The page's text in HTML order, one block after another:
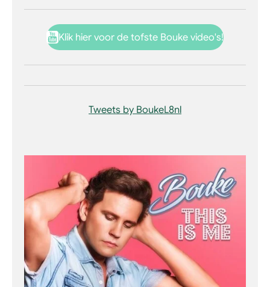
Klik hier voor de tofste Bouke video's!
Tweets by BoukeL8nl